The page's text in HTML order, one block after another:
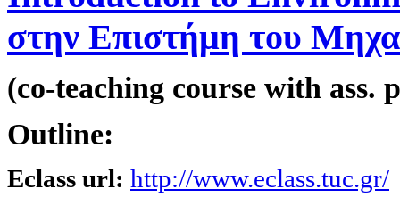
στην Επιστήμη του
(co-teaching course with ass.
Outline:
Eclass url: http://www.eclass.tuc.gr/